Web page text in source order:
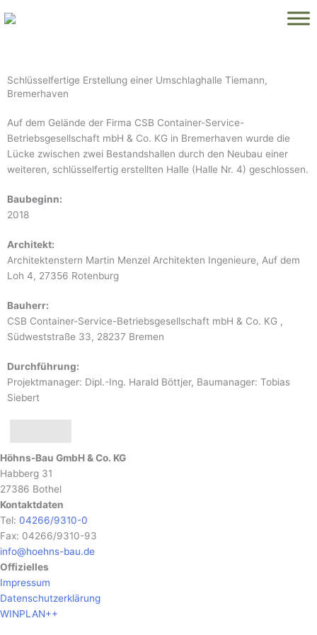
Inhalt
Schlüsselfertige Erstellung einer Umschlaghalle Tiemann,
Bremerhaven
Auf dem Gelände der Firma CSB Container-Service-
Betriebsgesellschaft mbH & Co. KG in Bremerhaven wurde die
Lücke zwischen zwei Bestandshallen durch den Neubau einer
weiteren, schlüsselfertig erstellten Halle (Halle Nr. 4) geschlossen.
Baubeginn:
2018
Architekt:
Architektenstern Martin Menzel Architekten Ingenieure, Auf dem
Loh 4, 27356 Rotenburg
Bauherr:
CSB Container-Service-Betriebsgesellschaft mbH & Co. KG ,
Südweststraße 33, 28237 Bremen
Durchführung:
Projektmanager: Dipl.-Ing. Harald Böttjer, Baumanager: Tobias
Siebert
Höhns-Bau GmbH & Co. KG
Habberg 31
27386 Bothel
Kontaktdaten
Tel: 04266/9310-0
Fax: 04266/9310-93
info@hoehns-bau.de
Offizielles
Impressum
Datenschutzerklärung
WINPLAN++